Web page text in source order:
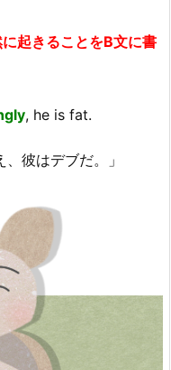
起きることをB文に書
, he is fat.
彼はデブだ。」